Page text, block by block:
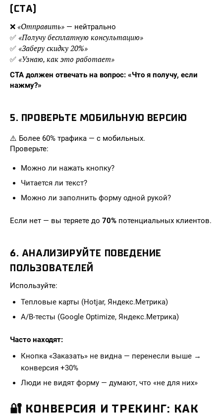
(CTA)
❌ «Отправить» — нейтрально
✅ «Получу бесплатную консультацию»
✅ «Заберу скидку 20%»
✅ «Узнаю, как это работает»
CTA должен отвечать на вопрос: «Что я получу, если
нажму?»
5. ПРОВЕРЬТЕ МОБИЛЬНУЮ ВЕРСИЮ
⚠️ Более 60% трафика — с мобильных.
Проверьте:
Можно ли нажать кнопку?
Читается ли текст?
Можно ли заполнить форму одной рукой?
Если нет — вы теряете до 70% потенциальных клиентов.
6. АНАЛИЗИРУЙТЕ ПОВЕДЕНИЕ
ПОЛЬЗОВАТЕЛЕЙ
Используйте:
Тепловые карты (Hotjar, Яндекс.Метрика)
A/B-тесты (Google Optimize, Яндекс.Метрика)
Часто находят:
Кнопка «Заказать» не видна — перенесли выше →
конверсия +30%
Люди не видят форму — думают, что «не для них»
🔐 КОНВЕРСИЯ И ТРЕКИНГ: КАК